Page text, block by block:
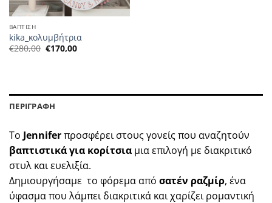
ΒΑΠΤΙΣΗ
kika_κολυμβήτρια
€280,00 Η
αρχική
€170,00Η
ΠΕΡΙΓΡΑΦΗ
Το Jenniferπροσφέρει στους γονείς που αναζητούν
βαπτιστικά για κορίτσια μια επιλογή με διακριτικό
στυλ και ευελιξία.
Δημιουργήσαμε το φόρεμα από σατέν ραζμίρ, ένα
ύφασμα που λάμπει διακριτικά και χαρίζει ρομαντική